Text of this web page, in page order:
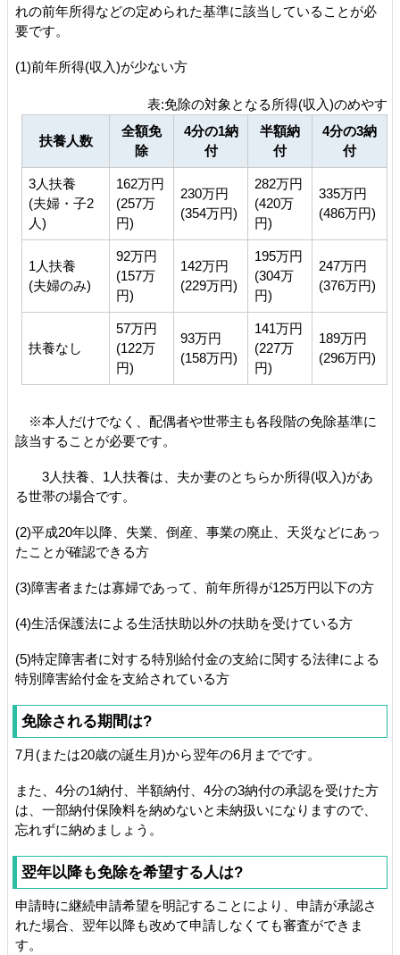
れの前年所得などの定められた基準に該当していることが必
要です。
(1)前年所得(収入)が少ない方
表:免除の対象となる所得(収入)のめやす
扶養人数
全額免
除
4分の1納
付
半額納
付
4分の3納
付
3人扶養
(夫婦・子2
人)
162万円
(257万
円)
230万円
(354万円)
282万円
(420万
円)
335万円
(486万円)
1人扶養
(夫婦のみ)
92万円
(157万
円)
142万円
(229万円)
195万円
(304万
円)
247万円
(376万円)
扶養なし
57万円
(122万
円)
93万円
(158万円)
141万円
(227万
円)
189万円
(296万円)
※本人だけでなく、配偶者や世帯主も各段階の免除基準に
該当することが必要です。
3人扶養、1人扶養は、夫か妻のとちらか所得(収入)があ
る世帯の場合です。
(2)平成20年以降、失業、倒産、事業の廃止、天災などにあっ
たことが確認できる方
(3)障害者または寡婦であって、前年所得が125万円以下の方
(4)生活保護法による生活扶助以外の扶助を受けている方
(5)特定障害者に対する特別給付金の支給に関する法律による
特別障害給付金を支給されている方
免除される期間は?
7月(または20歳の誕生月)から翌年の6月までです。
また、4分の1納付、半額納付、4分の3納付の承認を受けた方
は、一部納付保険料を納めないと未納扱いになりますので、
忘れずに納めましょう。
翌年以降も免除を希望する人は?
申請時に継続申請希望を明記することにより、申請が承認さ
れた場合、翌年以降も改めて申請しなくても審査ができま
す。